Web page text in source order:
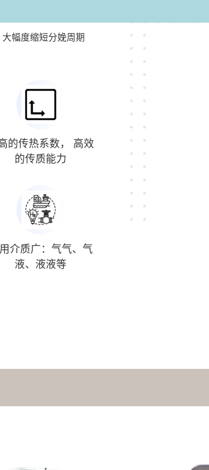
幅度缩短分娩周期
的传热系数， 高效
的传质能力
介质广：气气、气
液、液液等